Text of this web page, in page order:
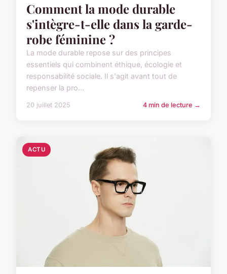
Comment la mode durable
s'intègre-t-elle dans la garde-
robe féminine ?
La mode durable repose sur des principes
essentiels qui combinent éthique, écologie et
responsabilité sociale. Il s'agit avant tout de
repenser la pro...
20 juillet 2025 4 min de lecture →
ACTU